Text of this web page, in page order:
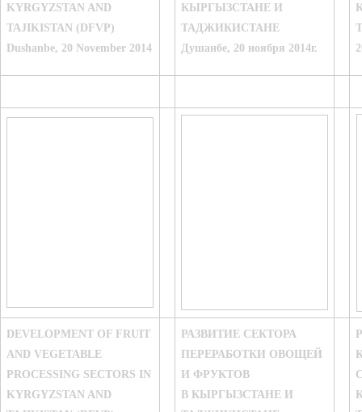
KYRGYZSTAN AND
TAJIKISTAN (DFVP)
Dushanbe, 20 November 2014
КЫРГЫЗСТАНЕ И
ТАДЖИКИСТАНЕ
Душанбе, 20 ноября 2014г.
DEVELOPMENT OF FRUIT
AND VEGETABLE
PROCESSING SECTORS IN
KYRGYZSTAN AND
РАЗВИТИЕ СЕКТОРА
ПЕРЕРАБОТКИ ОВОЩЕЙ
И ФРУКТОВ
В КЫРГЫЗСТАНЕ И